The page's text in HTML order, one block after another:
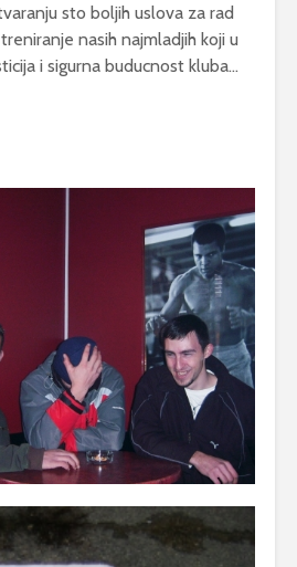
sto boljih uslova za rad
nasih najmladjih koji u
i sigurna buducnost kluba…